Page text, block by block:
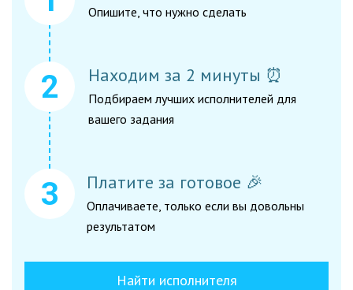
Опишите, что нужно сделать
Находим за 2 минуты ⏰
Подбираем лучших исполнителей для
вашего задания
Платите за готовое 🎉
Оплачиваете, только если вы довольны
результатом
Найти исполнителя